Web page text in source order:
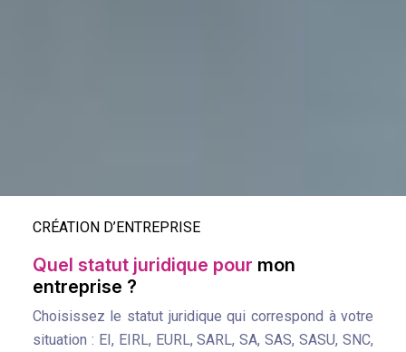
CRÉATION D’ENTREPRISE
Quel statut juridique pour mon
entreprise ?
Choisissez le statut juridique qui correspond à votre
situation : EI, EIRL, EURL, SARL, SA, SAS, SASU, SNC,